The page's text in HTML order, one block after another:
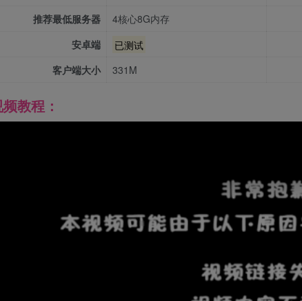
推荐最低服务器
4核心8G内存
安卓端
已测试
客户端大小
331M
教程：